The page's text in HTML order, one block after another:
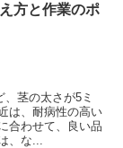
方と作業のポ
茎の太さが5ミ
は、耐病性の高い
合わせて、良い品
、な...